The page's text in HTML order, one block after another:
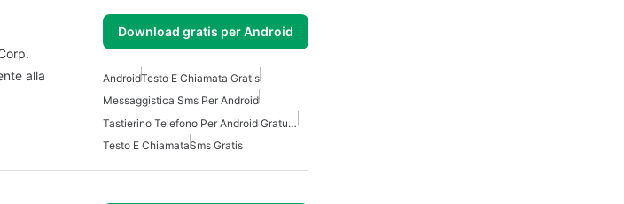
Download gratis per Android
alla
AndroidTesto E Chiamata Gratis
Messaggistica Sms Per Android
Tastierino Telefono Per Android Gratuito
Testo E ChiamataSms Gratis